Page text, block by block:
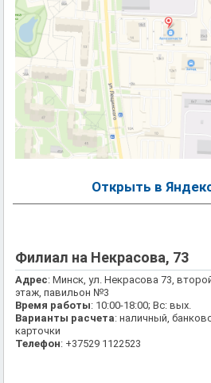
Открыть в
Филиал на Некрасова, 73
Адрес: Минск, ул. Некрасова 73,
этаж, павильон №3
Время работы: 10:00-18:00; Вс: вых.
Варианты расчета: наличный,
карточки
Телефон: +37529 1122523